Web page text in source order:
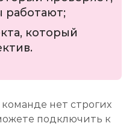
работают;
который
нет строгих
подключить к